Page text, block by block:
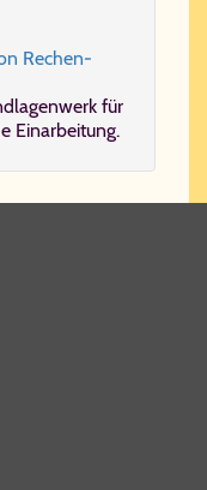
Re­chen­
für
Ein­ar­bei­tung.